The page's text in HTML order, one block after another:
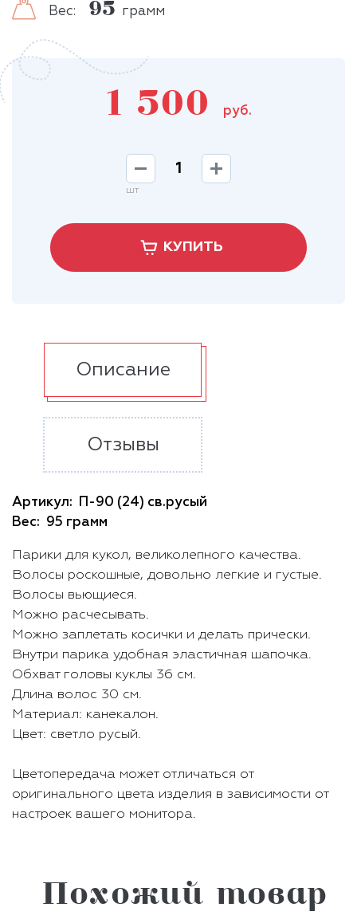
Вес: 95 грамм
1 500 руб.
шт
КУПИТЬ
Описание
Отзывы
Артикул: П-90 (24) св.русый
Вес: 95 грамм
Парики для кукол, великолепного качества.
Волосы роскошные, довольно легкие и густые.
Волосы вьющиеся.
Можно расчесывать.
Можно заплетать косички и делать прически.
Внутри парика удобная эластичная шапочка.
Обхват головы куклы 36 см.
Длина волос 30 см.
Материал: канекалон.
Цвет: светло русый.
Цветопередача может отличаться от
оригинального цвета изделия в зависимости от
настроек вашего монитора.
Похожий товар